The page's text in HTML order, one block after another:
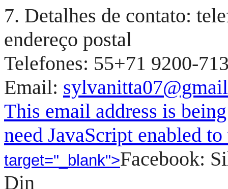
7. Detalhes de contato:
endereço postal
Telefones: 55+71 9200-
Email:
This email address is
need JavaScript enabled
target="_blank">Facebook:
Din